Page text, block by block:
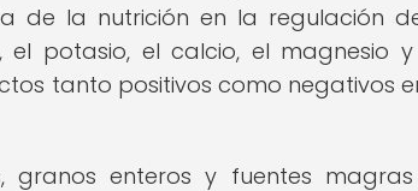
de la nutrición en la regulación
el potasio, el calcio, el magnesio
tanto positivos como negativos
granos enteros y fuentes